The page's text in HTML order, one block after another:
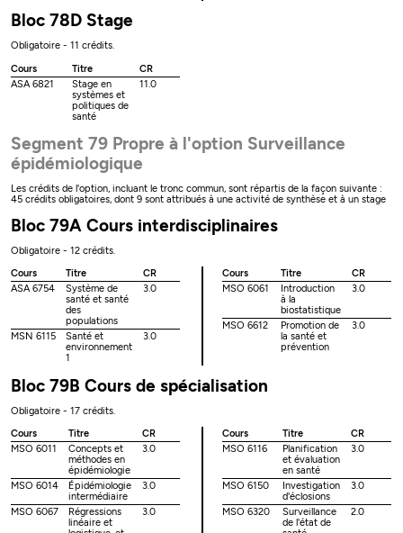
Bloc 78D Stage
Obligatoire - 11 crédits.
Cours
Titre
CR
ASA 6821
Stage en
systèmes et
politiques de
santé
11.0
Segment 79 Propre à l'option Surveillance
épidémiologique
Les crédits de l'option, incluant le tronc commun, sont répartis de la façon suivante :
45 crédits obligatoires, dont 9 sont attribués à une activité de synthèse et à un stage
Bloc 79A Cours interdisciplinaires
Obligatoire - 12 crédits.
Cours
Titre
CR
ASA 6754
Système de
santé et santé
des
populations
3.0
MSN 6115
Santé et
environnement
1
3.0
Cours Titre
CR
MSO 6061
Introduction
à la
biostatistique
3.0
MSO 6612
Promotion de
la santé et
prévention
3.0
Bloc 79B Cours de spécialisation
Obligatoire - 17 crédits.
Cours
Titre
CR
MSO 6011
Concepts et
méthodes en
épidémiologie
3.0
MSO 6014
Épidémiologie
intermédiaire
3.0
MSO 6067
Régressions
linéaire et
3.0
Cours Titre
CR
MSO 6116
Planification
et évaluation
en santé
3.0
MSO 6150
Investigation
d'éclosions
3.0
MSO 6320
Surveillance
de l'état de
2.0